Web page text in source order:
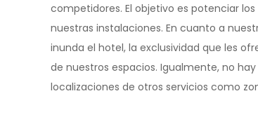
competidores. El objetivo es potenciar
nuestras instalaciones. En cuanto a
inunda el hotel, la exclusividad que les
de nuestros espacios. Igualmente, no
localizaciones de otros servicios como